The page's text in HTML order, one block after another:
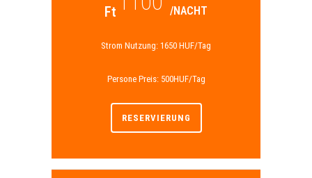
Ft /NACHT
Strom Nutzung: 1650 HUF/Tag
Persone Preis: 500HUF/Tag
RESERVIERUNG